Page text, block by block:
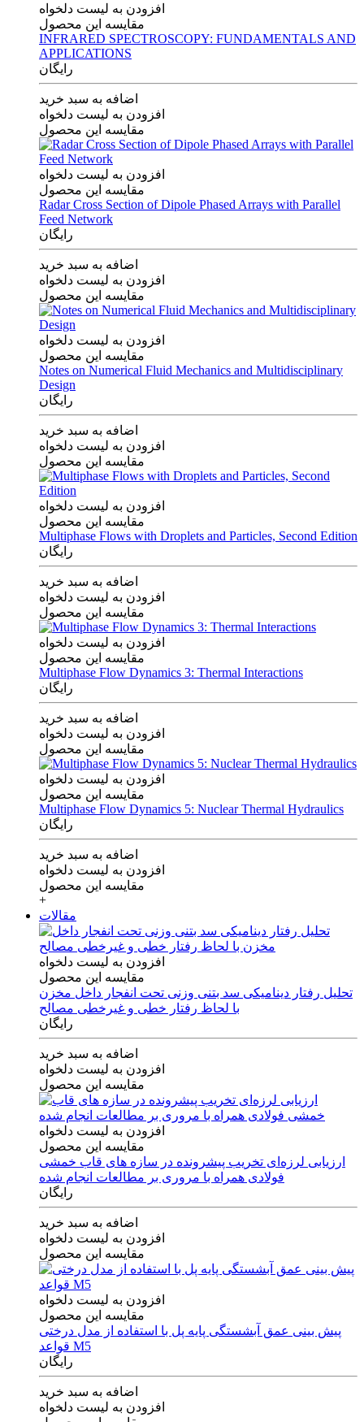
افزودن به لیست دلخواه
مقایسه این محصول
INFRARED SPECTROSCOPY: FUNDAMENTALS AND
APPLICATIONS
رایگان
اضافه به سبد خرید
افزودن به لیست دلخواه
مقایسه این محصول
افزودن به لیست دلخواه
مقایسه این محصول
Radar Cross Section of Dipole Phased Arrays with Parallel
Feed Network
رایگان
اضافه به سبد خرید
افزودن به لیست دلخواه
مقایسه این محصول
افزودن به لیست دلخواه
مقایسه این محصول
Notes on Numerical Fluid Mechanics and Multidisciplinary
Design
رایگان
اضافه به سبد خرید
افزودن به لیست دلخواه
مقایسه این محصول
افزودن به لیست دلخواه
مقایسه این محصول
Multiphase Flows with Droplets and Particles, Second Edition
رایگان
اضافه به سبد خرید
افزودن به لیست دلخواه
مقایسه این محصول
افزودن به لیست دلخواه
مقایسه این محصول
Multiphase Flow Dynamics 3: Thermal Interactions
رایگان
اضافه به سبد خرید
افزودن به لیست دلخواه
مقایسه این محصول
افزودن به لیست دلخواه
مقایسه این محصول
Multiphase Flow Dynamics 5: Nuclear Thermal Hydraulics
رایگان
اضافه به سبد خرید
افزودن به لیست دلخواه
مقایسه این محصول
+
مقالات
افزودن به لیست دلخواه
مقایسه این محصول
تحلیل رفتار دینامیکی سد بتنی وزنی تحت انفجار داخل مخزن
با لحاظ رفتار خطی و غیرخطی مصالح
رایگان
اضافه به سبد خرید
افزودن به لیست دلخواه
مقایسه این محصول
افزودن به لیست دلخواه
مقایسه این محصول
ارزیابی لرزه‌ای تخریب پیشرونده در سازه های قاب خمشی
فولادی همراه با مروری بر مطالعات انجام شده
رایگان
اضافه به سبد خرید
افزودن به لیست دلخواه
مقایسه این محصول
افزودن به لیست دلخواه
مقایسه این محصول
پیش بینی عمق آبشستگی پایه پل با استفاده از مدل درختی
قواعد M5
رایگان
اضافه به سبد خرید
افزودن به لیست دلخواه